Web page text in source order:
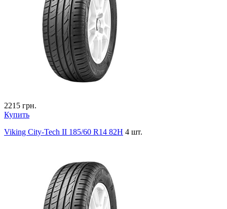
2215 грн.
Купить
Viking City-Tech II 185/60 R14 82H 4 шт.